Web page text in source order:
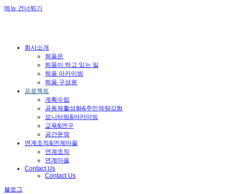
메뉴 건너뛰기
회사소개
틔움은
틔움이 하고 있는 일
틔움 아카이빙
틔움 구성원
프로젝트
계획수립
공동체활성화&주민역량강화
모니터링&아카이빙
교육&연구
공간운영
연계조직&연계마을
연계조직
연계마을
Contact Us
Contact Us
블로그